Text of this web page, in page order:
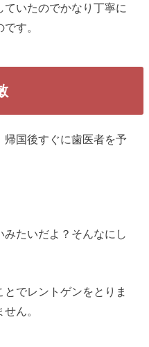
いたのでかなり丁寧に
す。
国後すぐに歯医者を予
みたいだよ？そんなにし
でレントゲンをとりま
ん。